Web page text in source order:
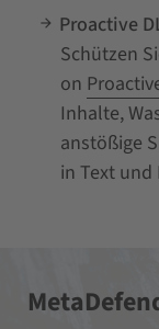
Proactive
Schützen
on
Inhalte,
anstößige
in Text